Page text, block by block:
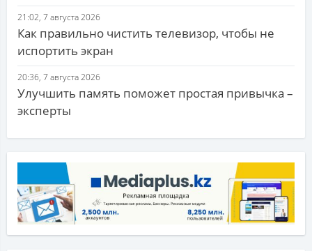
21:02, 7 августа 2026
Как правильно чистить телевизор, чтобы не
испортить экран
20:36, 7 августа 2026
Улучшить память поможет простая привычка –
эксперты